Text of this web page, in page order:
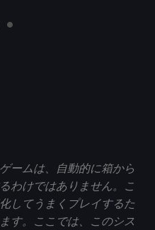
ームは、自動的に箱から
わけではありません。こ
してうまくプレイするた
す。ここでは、このシス